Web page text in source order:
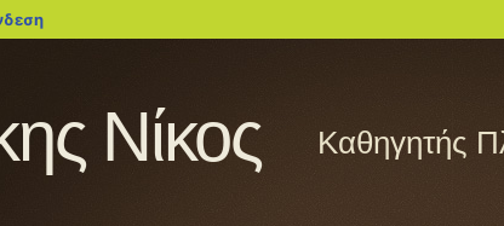
blogs.sch.gr
Νίκος Καθηγητής